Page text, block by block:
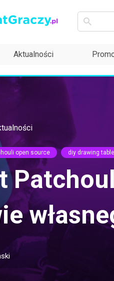
Aktualności
open source diy drawing